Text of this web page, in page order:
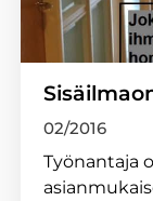
02/2016
Työnantaja